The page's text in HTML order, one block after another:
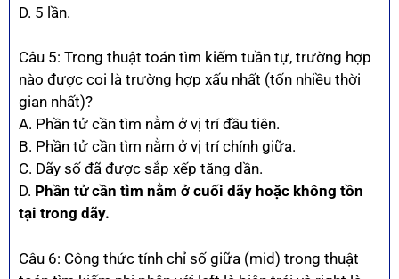
D. 5 lần.
Câu 5: Trong thuật toán tìm kiếm tuần tự, trường hợp
nào được coi là trường hợp xấu nhất (tốn nhiều thời
gian nhất)?
A. Phần tử cần tìm nằm ở vị trí đầu tiên.
B. Phần tử cần tìm nằm ở vị trí chính giữa.
C. Dãy số đã được sắp xếp tăng dần.
D. Phần tử cần tìm nằm ở cuối dãy hoặc không tồn
tại trong dãy.
Câu 6: Công thức tính chỉ số giữa (mid) trong thuật